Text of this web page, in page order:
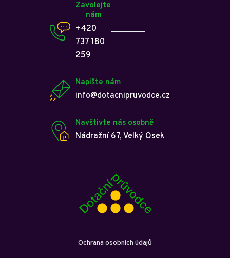
Zavolejte
nám
+420
737 180
259
Napište nám
info@dotacnipruvodce.cz
Navštivte nás osobně
Nádražní 67, Velký Osek
Ochrana osobních údajů